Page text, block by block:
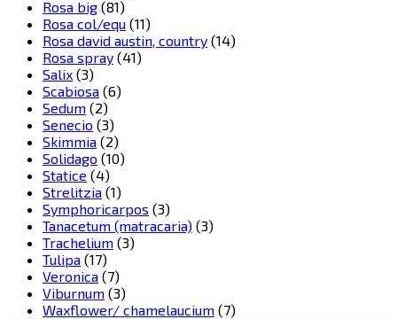
Rosa big (81)
Rosa col/equ (11)
Rosa david austin, country (14)
Rosa spray (41)
Salix (3)
Scabiosa (6)
Sedum (2)
Senecio (3)
Skimmia (2)
Solidago (10)
Statice (4)
Strelitzia (1)
Symphoricarpos (3)
Tanacetum (matracaria) (3)
Trachelium (3)
Tulipa (17)
Veronica (7)
Viburnum (3)
Waxflower/ chamelaucium (7)